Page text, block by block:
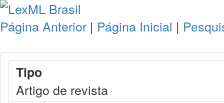
Página Anterior | Página Inicial |
Tipo
Artigo de revista